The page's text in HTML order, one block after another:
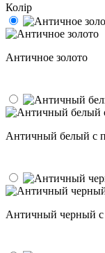
Колір
Античное золото
Античный белый с
Античный черный с